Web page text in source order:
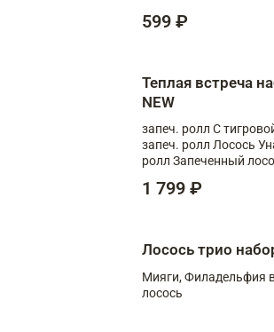
599 ₽
Теплая встреча
NEW
запеч. ролл С
запеч. ролл Лосось
ролл Запеченный
1 799 ₽
Лосось трио
Мияги, Филадельфия
лосось